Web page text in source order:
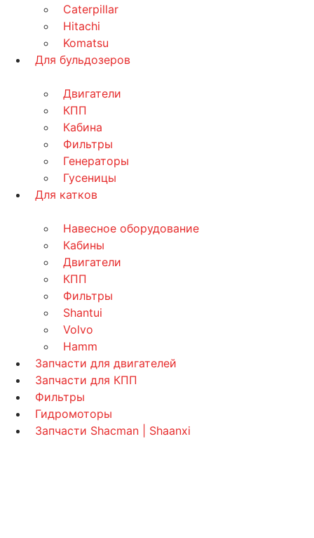
Caterpillar
Hitachi
Komatsu
Для бульдозеров
Двигатели
КПП
Кабина
Фильтры
Генераторы
Гусеницы
Для катков
Навесное оборудование
Кабины
Двигатели
КПП
Фильтры
Shantui
Volvo
Hamm
Запчасти для двигателей
Запчасти для КПП
Фильтры
Гидромоторы
Запчасти Shacman | Shaanxi